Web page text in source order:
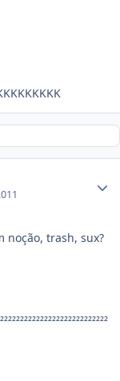
noção, trash, sux?